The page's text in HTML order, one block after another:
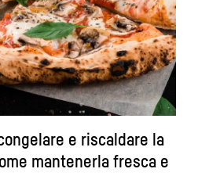
e riscaldare la
mantenerla fresca e